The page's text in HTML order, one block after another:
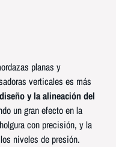
planas y
verticales es más
diseño y la alineación del
un gran efecto en la
con precisión, y la
niveles de presión.